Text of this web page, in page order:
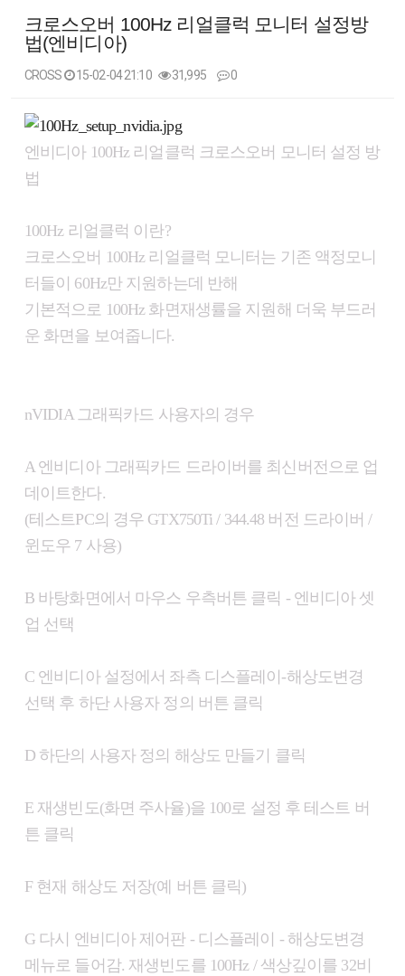
크로스오버 100Hz 리얼클럭 모니터 설정방
법(엔비디아)
CROSS 15-02-04 21:10 31,995 0
본문
엔비디아 100Hz 리얼클럭 크로스오버 모니터 설정 방
법
100Hz 리얼클럭 이란?
크로스오버 100Hz 리얼클럭 모니터는 기존 액정모니
터들이 60Hz만 지원하는데 반해
기본적으로 100Hz 화면재생률을 지원해 더욱 부드러
운 화면을 보여줍니다.
nVIDIA 그래픽카드 사용자의 경우
A 엔비디아 그래픽카드 드라이버를 최신버전으로 업
데이트한다.
(테스트PC의 경우 GTX750Ti / 344.48 버전 드라이버 /
윈도우 7 사용)
B 바탕화면에서 마우스 우측버튼 클릭 - 엔비디아 셋
업 선택
C 엔비디아 설정에서 좌측 디스플레이-해상도변경
선택 후 하단 사용자 정의 버튼 클릭
D 하단의 사용자 정의 해상도 만들기 클릭
E 재생빈도(화면 주사율)을 100로 설정 후 테스트 버
튼 클릭
F 현재 해상도 저장(예 버튼 클릭)
G 다시 엔비디아 제어판 - 디스플레이 - 해상도변경
메뉴로 들어감. 재생빈도를 100Hz / 색상깊이를 32비